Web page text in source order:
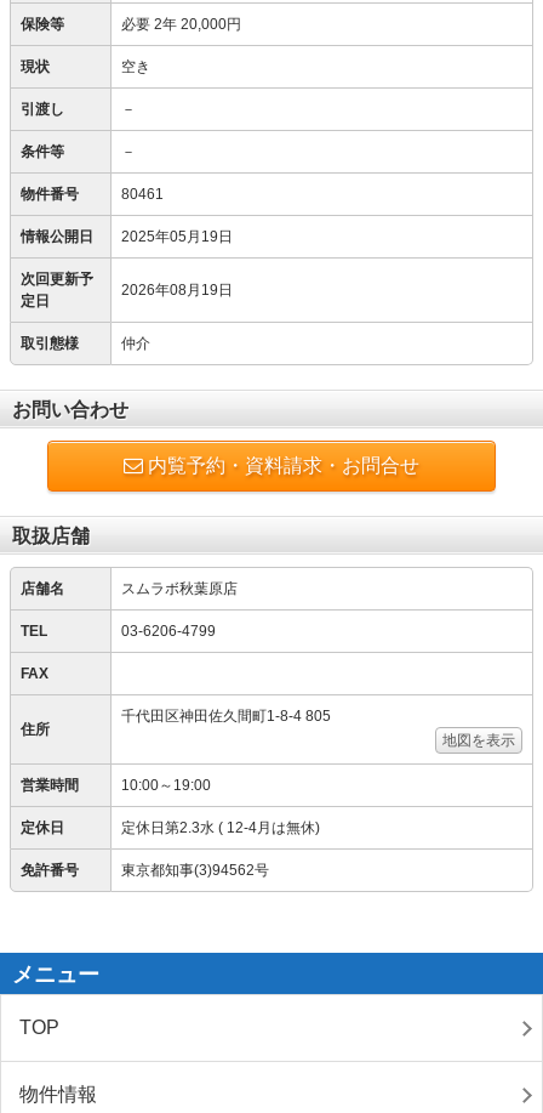
保険等 必要 2年 20,000円
現状 空き
引渡し －
条件等 －
物件番号 80461
情報公開日 2025年05月19日
次回更新予
定日
2026年08月19日
取引態様 仲介
お問い合わせ
内覧予約・資料請求・お問合せ
取扱店舗
店舗名 スムラボ秋葉原店
TEL 03-6206-4799
FAX
住所
千代田区神田佐久間町1-8-4 805
地図を表示
営業時間 10:00～19:00
定休日 定休日第2.3水 ( 12-4月は無休)
免許番号 東京都知事(3)94562号
メニュー
TOP
物件情報